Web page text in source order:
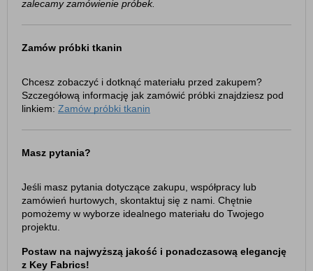
zalecamy zamówienie próbek.
Zamów próbki tkanin
Chcesz zobaczyć i dotknąć materiału przed zakupem?
Szczegółową informację jak zamówić próbki znajdziesz pod
linkiem: Zamów próbki tkanin
Masz pytania?
Jeśli masz pytania dotyczące zakupu, współpracy lub
zamówień hurtowych, skontaktuj się z nami. Chętnie
pomożemy w wyborze idealnego materiału do Twojego
projektu.
Postaw na najwyższą jakość i ponadczasową elegancję
z Key Fabrics!